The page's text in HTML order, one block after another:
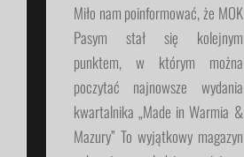
Miło nam poinformować, że MOK
Pasym stał się kolejnym
punktem, w którym można
poczytać najnowsze wydania
kwartalnika „Made in Warmia &
Mazury” To wyjątkowy magazyn